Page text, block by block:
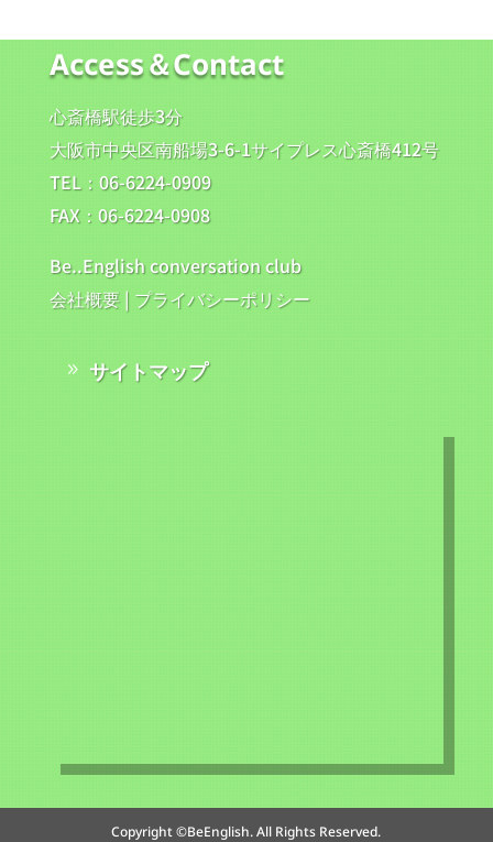
Access＆Contact
心斎橋駅徒歩3分
大阪市中央区南船場3-6-1サイプレス心斎橋412号
TEL：06-6224-0909
FAX：06-6224-0908
Be..English conversation club
会社概要| プライバシーポリシー
サイトマップ
Copyright ©BeEnglish. All Rights Reserved.